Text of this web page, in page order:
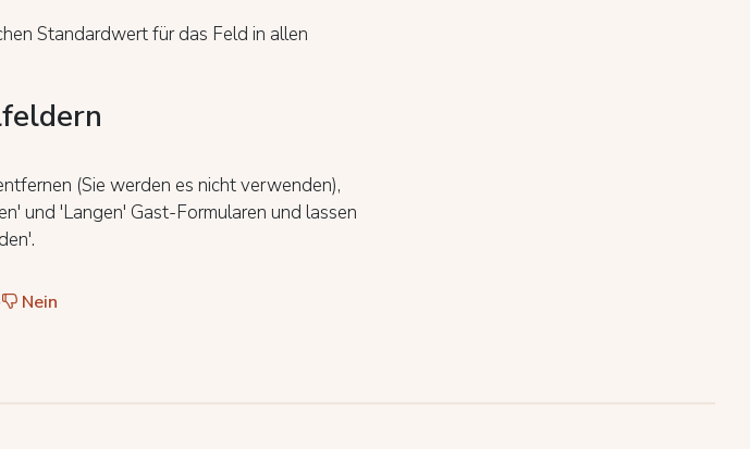
Standardwert für das Feld in allen
(Sie werden es nicht verwenden),
und 'Langen' Gast-Formularen und lassen
Nein